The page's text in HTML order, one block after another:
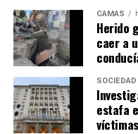
CAMAS
Herido
caer a
SOCIEDAD
estafa